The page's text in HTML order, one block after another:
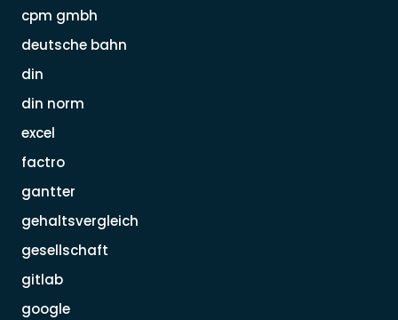
cpm gmbh
deutsche bahn
din
din norm
excel
factro
gantter
gehaltsvergleich
gesellschaft
gitlab
google